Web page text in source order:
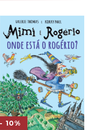
- 10%